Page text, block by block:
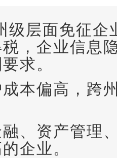
级层面免征企
，企业信息
求。
本偏高，跨
、资产管理
企业。